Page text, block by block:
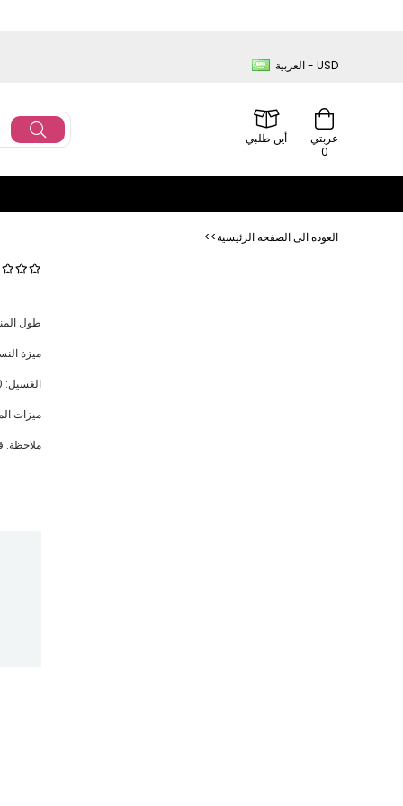
العربية - USD
عربتي
0
أين طلبي
<<العوده‌ الی الصفحه‌ الرئیسیة
ملاحظة: